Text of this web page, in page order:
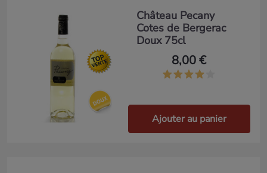
Château Pecany
Cotes de Bergerac
Doux 75cl
8,00 €
Ajouter au panier